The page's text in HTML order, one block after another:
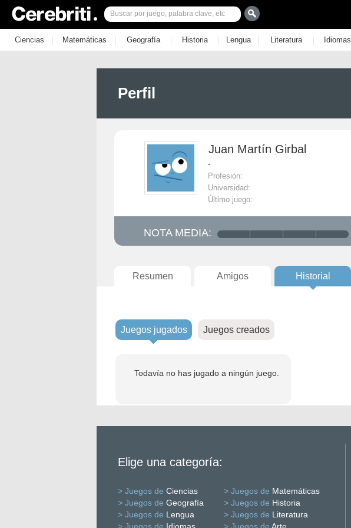
Ciencias | Matemáticas | Geografía | Historia | Lengua | Literatura | Idiomas
Perfil
Juan Martín Girbal
-
Profesión:
Universidad:
Último juego:
NOTA MEDIA:
Resumen Amigos Historial
Juegos jugados Juegos creados
Todavía no has jugado a ningún juego.
Elige una categoría:
> Juegos de Ciencias > Juegos de Matemáticas
> Juegos de Geografía > Juegos de Historia
> Juegos de Lengua > Juegos de Literatura